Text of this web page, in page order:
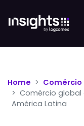
Home
Comércio
Comércio global
América Latina